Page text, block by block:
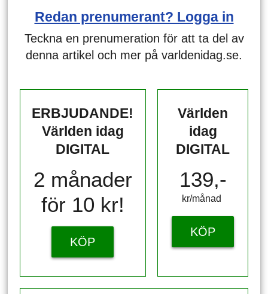
Redan prenumerant? Logga in
Teckna en prenumeration för att ta del av
denna artikel och mer på varldenidag.se.
ERBJUDANDE!
Världen idag
DIGITAL
2 månader
för 10 kr!
KÖP
Världen
idag
DIGITAL
139,-
kr/månad ​​​​​​
KÖP